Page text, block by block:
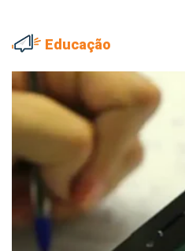
Educação